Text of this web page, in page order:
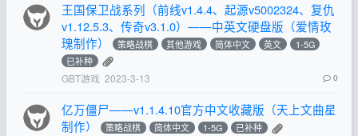
王国保卫战系列（前线v1.4.4、起源v5002324、复仇
v1.12.5.3、传奇v3.1.0）——中英文硬盘版（爱情玫
瑰制作）
策略战棋 其他游戏 简体中文 英文
1-5G
已补种
GBT游戏 2023-3-13 0
亿万僵尸——v1.1.4.10官方中文收藏版（天上文曲星
制作）
策略战棋 简体中文 1-5G 已补种